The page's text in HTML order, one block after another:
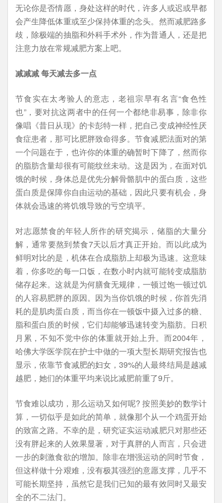
无论你是否情愿，身处这样的时代，许多人或迟或早都
会产生降低体重或至少保持体重的念头。然而减肥路多
歧，除极端的抽脂和外科手术外，作为普通人，还是把
注意力放在常规减肥方案上吧。
减减减 每天减去多一点
节食实在太考验人的意志，老祖宗早有名言“食色性
也”，要对抗这两者中的任何一个都绝非易事，除非你
像唱《昔日从现》的卡彭特一样，把自己变成神经性厌
食症患者，那可比肥胖致命得多。节食减肥法面对的第
一个问题在于，也许你的体重的确暂时下降了，然而你
的脂肪含量却很有可能纹丝未动。这是因为，在面对饥
饿的时候，身体总是优先分解骨骼肌中的蛋白质，这些
蛋白质是保障你自由运动的基础，因此只要有机会，身
体就会迅速的将饥饿导致的亏空填平。
对志愿禁食的年轻人所作的研究揭示，储脂的大量分
解，通常要熬到禁食7天以后才真正开始。而以此成为
鲜明对比的是，机体在合成脂肪上却极为迅速。这意味
着，你多吃的每一口饭，在数小时内就可能转变成脂肪
储存起来。这就是为何膳食无规律，一顿过饱一顿过饥
的人容易肥胖的原因。因为当你饥饿的时候，你首先消
耗的是肌肉蛋白质，而当你在一顿饭中摄入过多的糖、
脂和蛋白质的时候，它们却能够迅速转变为脂肪。日积
月累，不知不觉中你的体重就开始上升。而2004年，
哈佛大学医学院在护士中做的一项大型长期研究报告也
显示，依靠节食减肥的妇女，39%的人最终结局是越减
越肥，她们的体重平均来说比减肥前重了9斤。
节食难以成功，那么运动又如何呢? 按照美妙的数学计
算，一切似乎是如此的简单，就像那个从一个鸡蛋开始
的致富之路。不幸的是，研究证实运动减肥只对那些还
没有胖起来的人效果显著，对于真胖的人而言，只会进
一步的刺激食欲的增加。除非在增强运动的同时节食，
但这样做十分艰难，没有极其强烈的意愿支撑，几乎不
可能长期坚持，虽然它是我们已知的最有效同时又最安
全的不二法门。